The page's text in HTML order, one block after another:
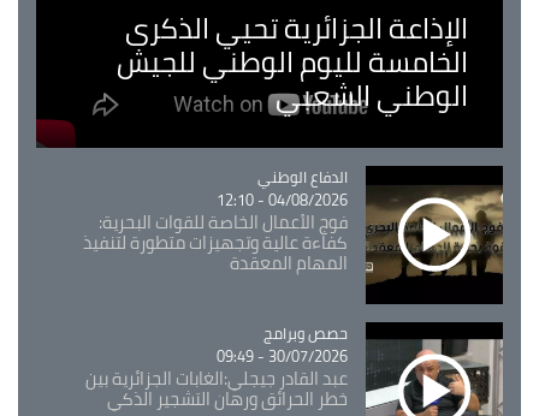
الإذاعة الجزائرية تحيي الذكرى
الخامسة لليوم الوطني للجيش
الوطني الشعبي
Catégorie
الدفاع الوطني
04/08/2026 - 12:10
فوج الأعمال الخاصة للقوات البحرية:
كفاءة عالية وتجهيزات متطورة لتنفيذ
المهام المعقدة
Catégorie
حصص وبرامج
30/07/2026 - 09:49
عبد القادر جيجلي:الغابات الجزائرية بين
خطر الحرائق ورهان التشجير الذكي